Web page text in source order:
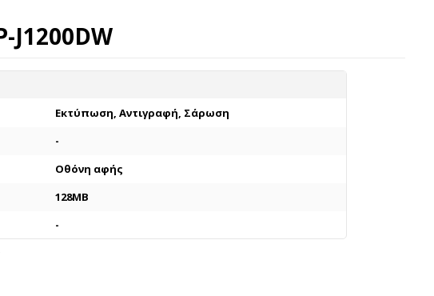
J1200DW
Εκτύπωση, Αντιγραφή, Σάρωση
-
Οθόνη αφής
128MB
-